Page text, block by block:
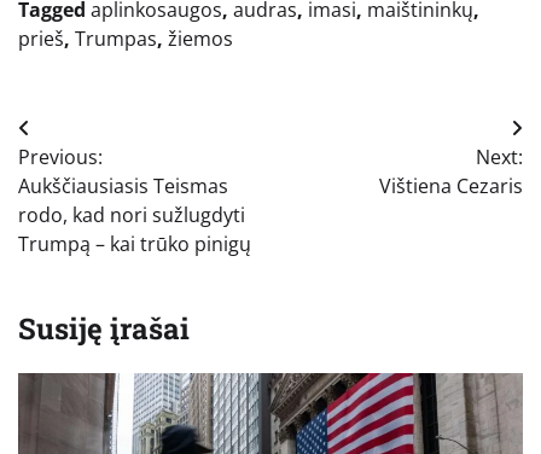
Tagged aplinkosaugos, audras, imasi, maištininkų,
prieš, Trumpas, žiemos
Navigacija
tarp
įrašų
Previous:
Aukščiausiasis Teismas
rodo, kad nori sužlugdyti
Trumpą – kai trūko pinigų
Next:
Vištiena Cezaris
Susiję įrašai